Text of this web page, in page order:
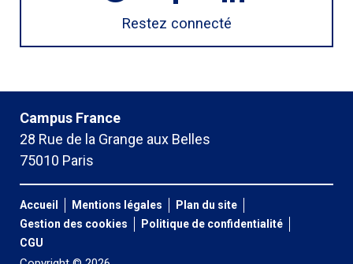
Restez connecté
Accueil Mentions légales
Plan du site
Gestion des cookies
Politique de confidentialité
CGU
Campus France
28 Rue de la Grange aux Belles
75010 Paris